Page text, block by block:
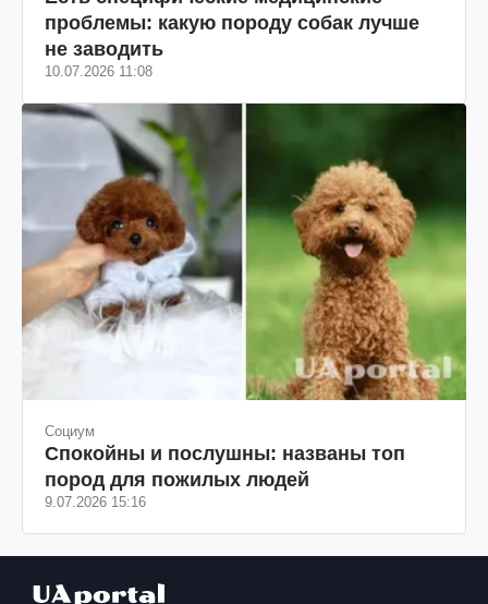
проблемы: какую породу собак лучше
не заводить
10.07.2026 11:08
Социум
Спокойны и послушны: названы топ
пород для пожилых людей
9.07.2026 15:16